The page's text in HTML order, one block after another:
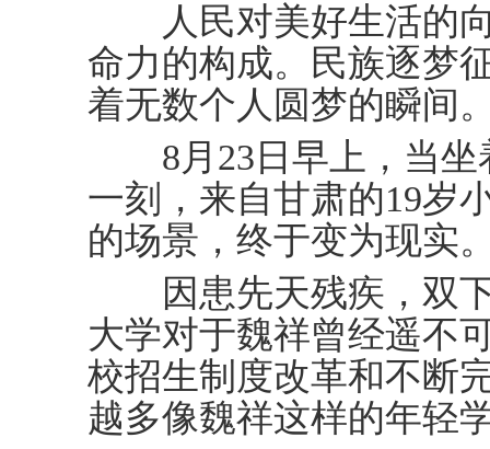
人民对美好生活的向
命力的构成。民族逐梦
着无数个人圆梦的瞬间
8月23日早上，当坐
一刻，来自甘肃的19岁
的场景，终于变为现实
因患先天残疾，双下
大学对于魏祥曾经遥不
校招生制度改革和不断
越多像魏祥这样的年轻